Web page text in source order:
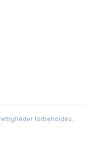
forbeholdes.